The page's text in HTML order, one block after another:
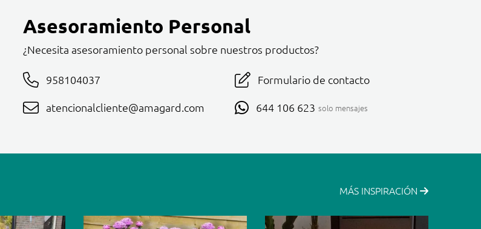
Asesoramiento Personal
¿Necesita asesoramiento personal sobre nuestros productos?
958104037
atencionalcliente@amagard.com
Formulario de contacto
644 106 623 solo mensajes
MÁS INSPIRACIÓN